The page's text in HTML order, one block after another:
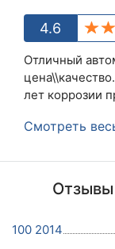
4.6
Отличный
лет коррозии
Смотреть
Отзывы
100 2014